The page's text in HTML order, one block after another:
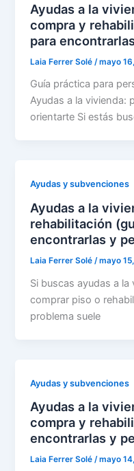
Ayudas a la
compra y
para
Laia Ferrer Solé /mayo
Guía práctica para
Ayudas a la vivienda:
orientarte Si estás
Ayudas y subvenciones
Ayudas a la
rehabilitación
encontrarlas y
Laia Ferrer Solé/mayo
Si buscas ayudas a la
comprar piso o
problema suele
Ayudas y subvenciones
Ayudas a la
compra y
encontrarlas y
Laia Ferrer Solé/mayo